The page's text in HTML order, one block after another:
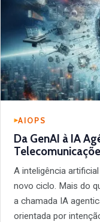
AIOPS
Da GenAI à IA
A inteligência
novo ciclo. Mais do
a chamada IA
orientada por